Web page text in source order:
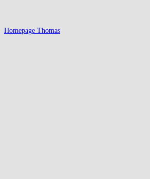
Homepage Thomas